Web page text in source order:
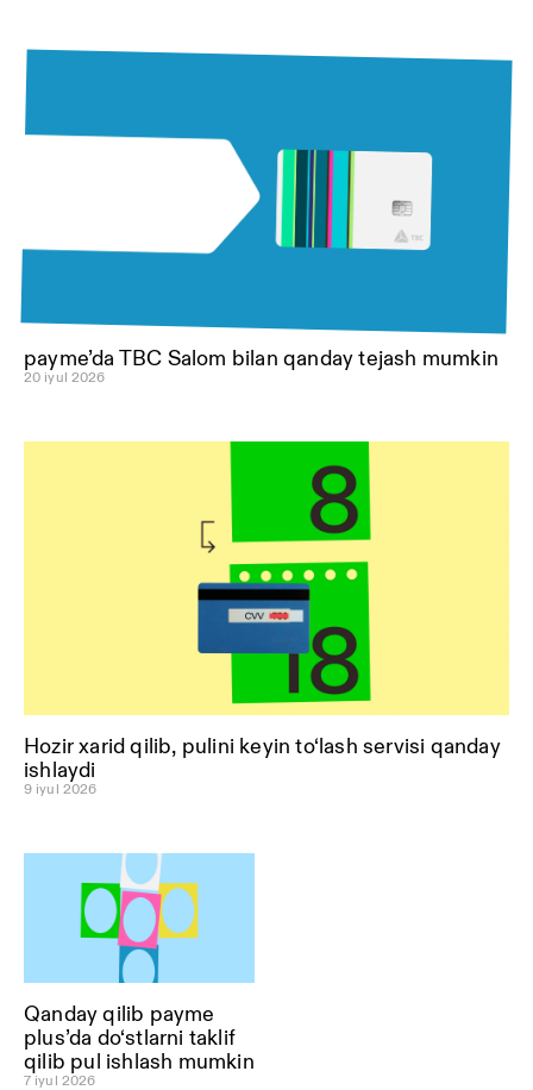
payme’da TBC Salom bilan qanday tejash mumkin
20 iyul 2026
Hozir xarid qilib, pulini keyin to‘lash servisi qanday
ishlaydi
9 iyul 2026
Qanday qilib payme
plus’da do‘stlarni taklif
qilib pul ishlash mumkin
7 iyul 2026